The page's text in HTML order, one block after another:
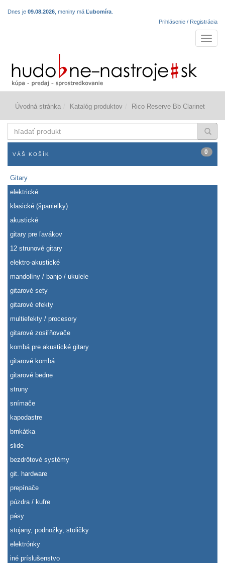
Dnes je 09.08.2026 , meniny má Ľubomíra
Prihlásenie / Registrácia
Úvodná stránka Katalóg produktov Rico Reserve Bb Clarinet
produkt
VÁŠ KOŠÍK 0
Gitary
elektrické
klasické (španielky)
akustické
gitary pre ľavákov
12 strunové gitary
elektro-akustické
mandolíny / banjo / ukulele
gitarové sety
gitarové efekty
multiefekty / procesory
gitarové zosiľňovače
kombá pre akustické gitary
gitarové kombá
gitarové bedne
struny
snímače
kapodastre
brnkátka
slide
bezdrôtové systémy
git. hardware
prepínače
púzdra / kufre
pásy
stojany, podnožky, stoličky
elektrónky
iné príslušenstvo